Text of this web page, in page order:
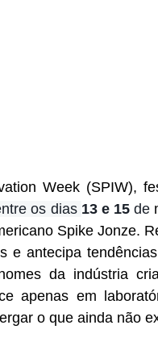
Week (SPIW),
os dias 13 e 15 de
Spike Jonze.
e antecipa
da indústria
apenas em
o que ainda não